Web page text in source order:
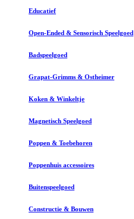
Educatief
Open-Ended & Sensorisch Speelgoed
Badspeelgoed
Grapat-Grimms & Ostheimer
Koken & Winkeltje
Magnetisch Speelgoed
Poppen & Toebehoren
Poppenhuis accessoires
Buitenspeelgoed
Constructie & Bouwen